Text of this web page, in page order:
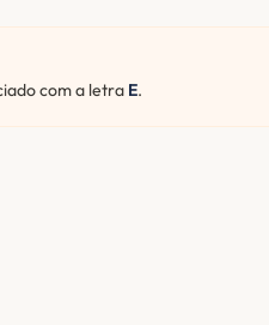
com a letra E.